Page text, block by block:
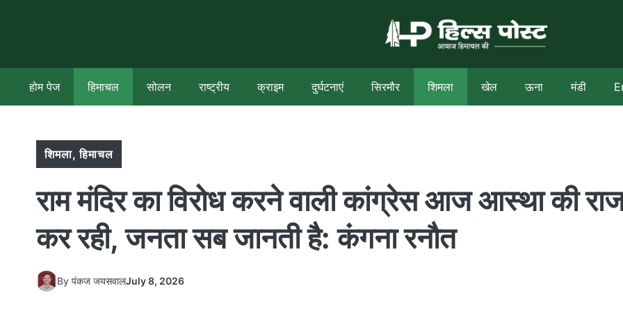
होम पेज हिमाचल सोलन राष्ट्रीय क्राइम दुर्घटनाएं सिरमौर शिमला खेल ऊना मंडी
शिमला,हिमाचल
राम मंदिर का विरोध करने वाली कांग्रेस आज आस्था की
कर रही, जनता सब जानती है: कंगना रनौत
By पंकज जयसवालJuly 8, 2026